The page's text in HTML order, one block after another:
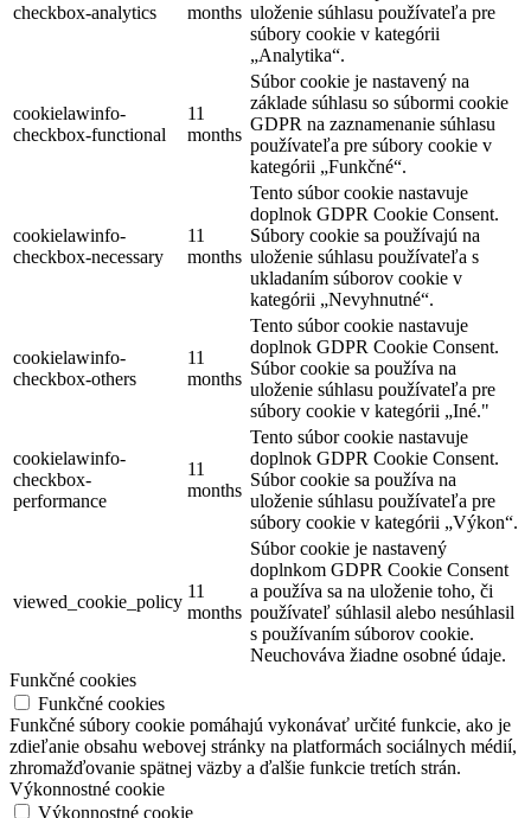
checkbox-analytics
months uloženie súhlasu používateľa pre
súbory cookie v kategórii
„Analytika“.
cookielawinfo-
checkbox-functional
11
months
Súbor cookie je nastavený na
základe súhlasu so súbormi cookie
GDPR na zaznamenanie súhlasu
používateľa pre súbory cookie v
kategórii „Funkčné“.
cookielawinfo-
checkbox-necessary
11
months
Tento súbor cookie nastavuje
doplnok GDPR Cookie Consent.
Súbory cookie sa používajú na
uloženie súhlasu používateľa s
ukladaním súborov cookie v
kategórii „Nevyhnutné“.
cookielawinfo-
checkbox-others
11
months
Tento súbor cookie nastavuje
doplnok GDPR Cookie Consent.
Súbor cookie sa používa na
uloženie súhlasu používateľa pre
súbory cookie v kategórii „Iné."
cookielawinfo-
checkbox-
performance
11
months
Tento súbor cookie nastavuje
doplnok GDPR Cookie Consent.
Súbor cookie sa používa na
uloženie súhlasu používateľa pre
súbory cookie v kategórii „Výkon“.
viewed_cookie_policy
11
months
Súbor cookie je nastavený
doplnkom GDPR Cookie Consent
a používa sa na uloženie toho, či
používateľ súhlasil alebo nesúhlasil
s používaním súborov cookie.
Neuchováva žiadne osobné údaje.
Funkčné cookies
Funkčné cookies
Funkčné súbory cookie pomáhajú vykonávať určité funkcie, ako je
zdieľanie obsahu webovej stránky na platformách sociálnych médií,
zhromažďovanie spätnej väzby a ďalšie funkcie tretích strán.
Výkonnostné cookie
Výkonnostné cookie